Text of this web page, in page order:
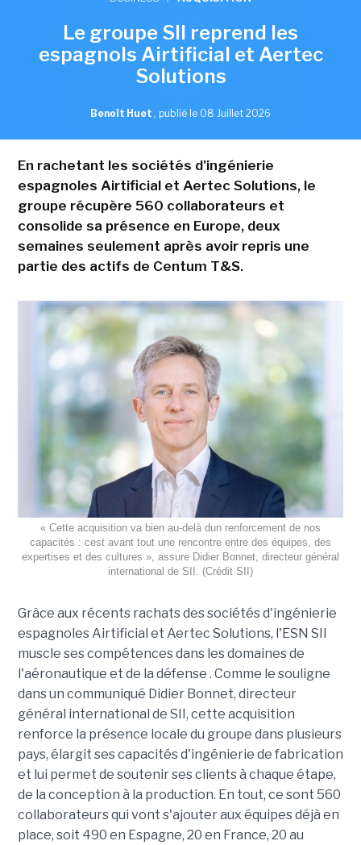
Le groupe SII reprend les
espagnols Airtificial et Aertec
Solutions
Benoît Huet , publié le 08 Juillet 2026
En rachetant les sociétés d'ingénierie
espagnoles Airtificial et Aertec Solutions, le
groupe récupère 560 collaborateurs et
consolide sa présence en Europe, deux
semaines seulement après avoir repris une
partie des actifs de Centum T&S.
« Cette acquisition va bien au-delà dun renforcement de nos
capacités : cest avant tout une rencontre entre des équipes, des
expertises et des cultures », assure Didier Bonnet, directeur général
international de SII. (Crédit SII)
Grâce aux récents rachats des sociétés d'ingénierie
espagnoles Airtificial et Aertec Solutions, l'ESN SII
muscle ses compétences dans les domaines de
l'aéronautique et de la défense . Comme le souligne
dans un communiqué Didier Bonnet, directeur
général international de SII, cette acquisition
renforce la présence locale du groupe dans plusieurs
pays, élargit ses capacités d'ingénierie de fabrication
et lui permet de soutenir ses clients à chaque étape,
de la conception à la production. En tout, ce sont 560
collaborateurs qui vont s'ajouter aux équipes déjà en
place, soit 490 en Espagne, 20 en France, 20 au